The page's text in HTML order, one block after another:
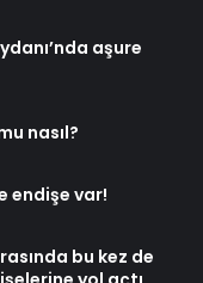
aşure
nasıl?
endişe var!
bu kez de